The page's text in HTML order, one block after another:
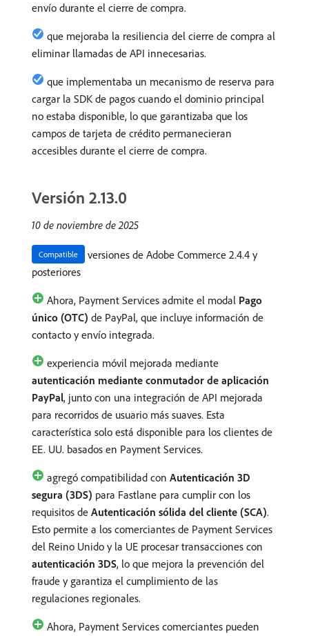
envío durante el cierre de compra.
que mejoraba la resiliencia del cierre de compra al
eliminar llamadas de API innecesarias.
que implementaba un mecanismo de reserva para
cargar la SDK de pagos cuando el dominio principal
no estaba disponible, lo que garantizaba que los
campos de tarjeta de crédito permanecieran
accesibles durante el cierre de compra.
Versión 2.13.0
10 de noviembre de 2025
Compatible
versiones de Adobe Commerce 2.4.4 y
posteriores
Ahora, Payment Services admite el modal Pago
único (OTC) de PayPal, que incluye información de
contacto y envío integrada.
experiencia móvil mejorada mediante
autenticación mediante conmutador de aplicación
PayPal, junto con una integración de API mejorada
para recorridos de usuario más suaves. Esta
característica solo está disponible para los clientes de
EE. UU. basados en Payment Services.
agregó compatibilidad con Autenticación 3D
segura (3DS) para Fastlane para cumplir con los
requisitos de Autenticación sólida del cliente (SCA).
Esto permite a los comerciantes de Payment Services
del Reino Unido y la UE procesar transacciones con
autenticación 3DS, lo que mejora la prevención del
fraude y garantiza el cumplimiento de las
regulaciones regionales.
Ahora, Payment Services comerciantes pueden